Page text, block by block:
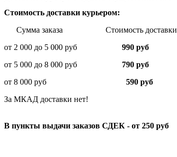
Стоимость доставки курьером:
Сумма заказа Стоимость доставки
от 2 000 до 5 000 руб
990 руб
от 5 000 до 8 000 руб 790 руб
от 8 000 руб 590 руб
За МКАД доставки нет!
В пункты выдачи заказов СДЕК - от 250 руб